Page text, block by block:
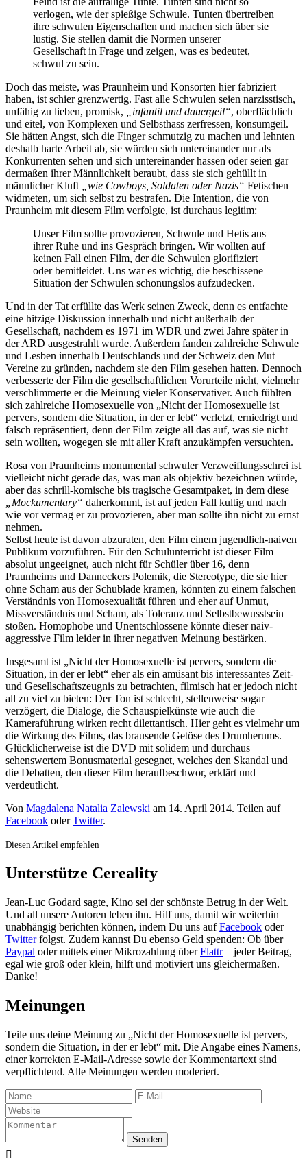
verlogen, wie der spießige Schwule. Tunten übertreiben
ihre schwulen Eigenschaften und machen sich über sie
lustig. Sie stellen damit die Normen unserer
Gesellschaft in Frage und zeigen, was es bedeutet,
schwul zu sein.
Doch das meiste, was Praunheim und Konsorten hier fabriziert
haben, ist schier grenzwertig. Fast alle Schwulen seien narzisstisch,
unfähig zu lieben, promisk,
„infantil und dauergeil“, oberflächlich
und eitel, von Komplexen und Selbsthass zerfressen, konsumgeil.
Sie hätten Angst, sich die Finger schmutzig zu machen und lehnten
deshalb harte Arbeit ab, sie würden sich untereinander nur als
Konkurrenten sehen und sich untereinander hassen oder seien gar
dermaßen ihrer Männlichkeit beraubt, dass sie sich gehüllt in
männlicher Kluft
„wie Cowboys, Soldaten oder Nazis“ Fetischen
widmeten, um sich selbst zu bestrafen. Die Intention, die von
Praunheim mit diesem Film verfolgte, ist durchaus legitim:
Unser Film sollte provozieren, Schwule und Hetis aus
ihrer Ruhe und ins Gespräch bringen. Wir wollten auf
keinen Fall einen Film, der die Schwulen glorifiziert
oder bemitleidet. Uns war es wichtig, die beschissene
Situation der Schwulen schonungslos aufzudecken.
Und in der Tat erfüllte das Werk seinen Zweck, denn es entfachte
eine hitzige Diskussion innerhalb und nicht außerhalb der
Gesellschaft, nachdem es 1971 im WDR und zwei Jahre später in
der ARD ausgestrahlt wurde. Außerdem fanden zahlreiche Schwule
und Lesben innerhalb Deutschlands und der Schweiz den Mut
Vereine zu gründen, nachdem sie den Film gesehen hatten. Dennoch
verbesserte der Film die gesellschaftlichen Vorurteile nicht, vielmehr
verschlimmerte er die Meinung vieler Konservativer. Auch fühlten
sich zahlreiche Homosexuelle von „Nicht der Homosexuelle ist
pervers, sondern die Situation, in der er lebt“ verletzt, erniedrigt und
falsch repräsentiert, denn der Film zeigte all das auf, was sie nicht
sein wollten, wogegen sie mit aller Kraft anzukämpfen versuchten.
Rosa von Praunheims monumental schwuler Verzweiflungsschrei ist
vielleicht nicht gerade das, was man als objektiv bezeichnen würde,
aber das schrill-komische bis tragische Gesamtpaket, in dem diese
„Mockumentary“ daherkommt, ist auf jeden Fall kultig und nach
wie vor vermag er zu provozieren, aber man sollte ihn nicht zu ernst
nehmen.
Selbst heute ist davon abzuraten, den Film einem jugendlich-naiven
Publikum vorzuführen. Für den Schulunterricht ist dieser Film
absolut ungeeignet, auch nicht für Schüler über 16, denn
Praunheims und Danneckers Polemik, die Stereotype, die sie hier
ohne Scham aus der Schublade kramen, könnten zu einem falschen
Verständnis von Homosexualität führen und eher auf Unmut,
Missverständnis und Scham, als Toleranz und Selbstbewusstsein
stoßen. Homophobe und Unentschlossene könnte dieser naiv-
aggressive Film leider in ihrer negativen Meinung bestärken.
Insgesamt ist „Nicht der Homosexuelle ist pervers, sondern die
Situation, in der er lebt“ eher als ein amüsant bis interessantes Zeit-
und Gesellschaftszeugnis zu betrachten, filmisch hat er jedoch nicht
all zu viel zu bieten: Der Ton ist schlecht, stellenweise sogar
verzögert, die Dialoge, die Schauspielkünste wie auch die
Kameraführung wirken recht dilettantisch. Hier geht es vielmehr um
die Wirkung des Films, das brausende Getöse des Drumherums.
Glücklicherweise ist die DVD mit solidem und durchaus
sehenswertem Bonusmaterial gesegnet, welches den Skandal und
die Debatten, den dieser Film heraufbeschwor, erklärt und
verdeutlicht.
Von Magdalena Natalia Zalewski am 14. April 2014. Teilen auf
Facebook oderTwitter.
Diesen Artikel empfehlen
Unterstütze Cereality
Jean-Luc Godard sagte, Kino sei der schönste Betrug in der Welt.
Und all unsere Autoren leben ihn. Hilf uns, damit wir weiterhin
unabhängig berichten können, indem Du uns aufFacebook oder
Twitterfolgst. Zudem kannst Du ebenso Geld spenden: Ob über
Paypal oder mittels einer Mikrozahlung überFlattr– jeder Beitrag,
egal wie groß oder klein, hilft und motiviert uns gleichermaßen.
Danke!
Meinungen
Teile uns deine Meinung zu „Nicht der Homosexuelle ist pervers,
sondern die Situation, in der er lebt“ mit. Die Angabe eines Namens,
einer korrekten E-Mail-Adresse sowie der Kommentartext sind
verpflichtend. Alle Meinungen werden moderiert.
Senden
